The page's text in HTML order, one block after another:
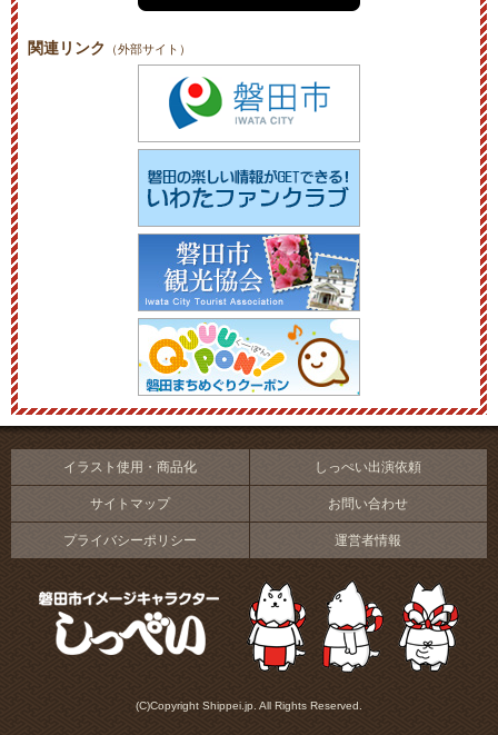
関連リンク （外部サイト）
イラスト使用・商品化 しっぺい出演依頼
サイトマップ お問い合わせ
プライバシーポリシー 運営者情報
(C)Copyright Shippei.jp. All Rights Reserved.